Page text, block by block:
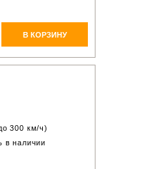
В КОРЗИНУ
300 км/ч)
в наличии